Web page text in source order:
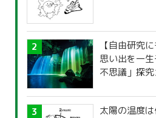
【自由研究
思い出を一
不思議」探
太陽の温度